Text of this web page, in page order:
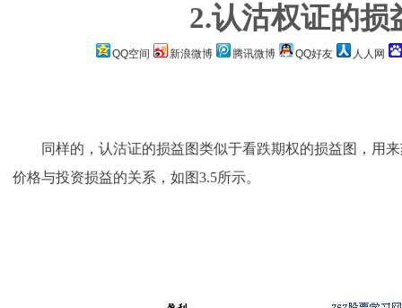
2.认沽权证的损
QQ空间 新浪微博 腾讯微博 QQ好友 人人网
同样的，认沽证的损益图类似于看跌期权的损益图，用来
价格与投资损益的关系，如图3.5所示。